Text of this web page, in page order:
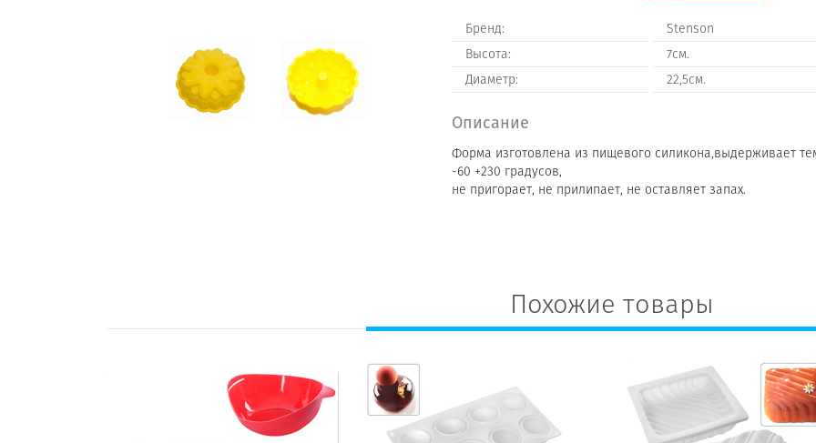
Бренд:
Stenson
Высота:
7см.
Диаметр:
22,5см.
Описание
Форма изготовлена из пищевого силикона,выдерживает
-60 +230 градусов,
не пригорает, не прилипает, не оставляет запах.
Похожие товары